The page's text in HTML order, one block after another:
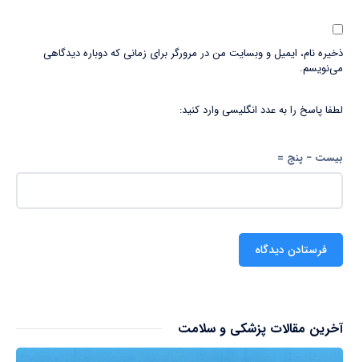
ذخیره نام، ایمیل و وبسایت من در مرورگر برای زمانی که دوباره دیدگاهی
می‌نویسم.
لطفا پاسخ را به عدد انگلیسی وارد کنید:
بیست − پنج =
آخرین مقالات پزشکی و سلامت